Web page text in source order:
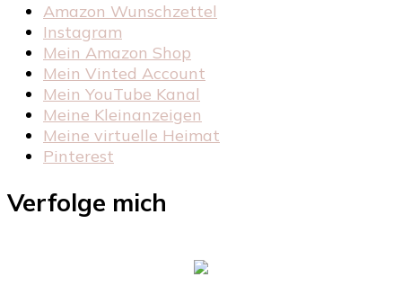
Amazon Wunschzettel
Instagram
Mein Amazon Shop
Mein Vinted Account
Mein YouTube Kanal
Meine Kleinanzeigen
Meine virtuelle Heimat
Pinterest
Verfolge mich